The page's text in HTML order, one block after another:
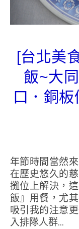
[台北美
飯~大
口．銅
年節時間當然來最有年味的大稻埕，將愛車停放
在歷史悠久的
攤位上解決，
飯』用餐，尤
吸引我的注意
入排隊人群...